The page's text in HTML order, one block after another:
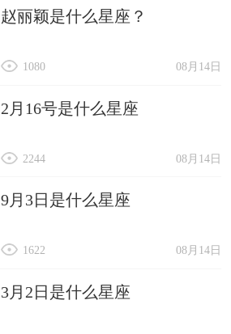
赵丽颖是什么星座？
08月14日
1080
2月16号是什么星座
08月14日
2244
9月3日是什么星座
08月14日
1622
3月2日是什么星座